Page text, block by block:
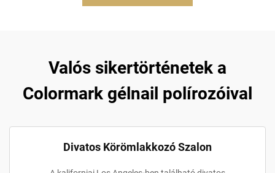
Valós sikertörténetek a
Colormark gélnail polírozóival
Divatos Körömlakkozó Szalon